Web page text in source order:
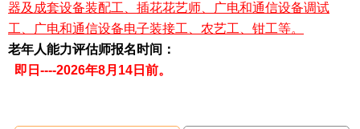
器及成套设备装配工、插花花艺师、广电和通信设备调试
工、广电和通信设备电子装接工、农艺工、钳工等。
老年人能力评估师报名时间：
即日----2026年8月 14日 前。